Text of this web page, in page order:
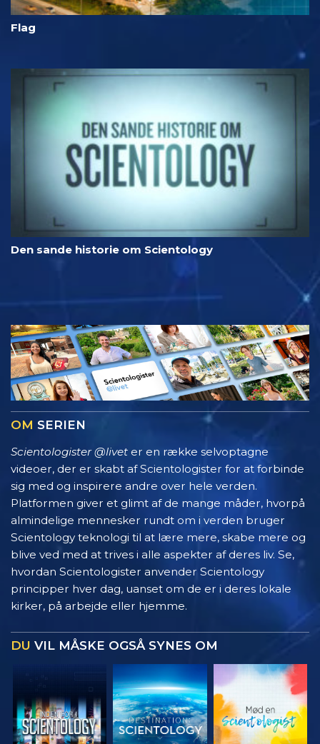
Flag
Den sande historie om Scientology
OM SERIEN
Scientologister @livet er en række selvoptagne
videoer, der er skabt af Scientologister for at forbinde
sig med og inspirere andre over hele verden.
Platformen giver et glimt af de mange måder, hvorpå
almindelige mennesker rundt om i verden bruger
Scientology teknologi til at lære mere, skabe mere og
blive ved med at trives i alle aspekter af deres liv. Se,
hvordan Scientologister anvender Scientology
principper hver dag, uanset om de er i deres lokale
kirker, på arbejde eller hjemme.
DU VIL MÅSKE OGSÅ SYNES OM